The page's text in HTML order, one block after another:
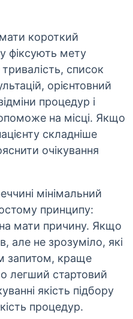
короткий
фіксують мету
список
орієнтовний
процедур і
на місці. Якщо
складніше
очікування
мінімальний
принципу:
мати причину. Якщо
але не зрозуміло, які
запитом, краще
легший стартовий
якість підбору
процедур.